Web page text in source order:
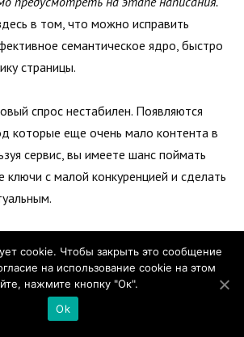
в том, что можно исправить
семантическое ядро, быстро
страницы.
спрос нестабилен. Появляются
которые еще очень мало контента в
сервис, вы имеете шанс поймать
ключи с малой конкуренцией и сделать
cookie. Чтобы закрыть это сообщение
на использование cookie на этом
нажмите кнопку "Ок".
Ok